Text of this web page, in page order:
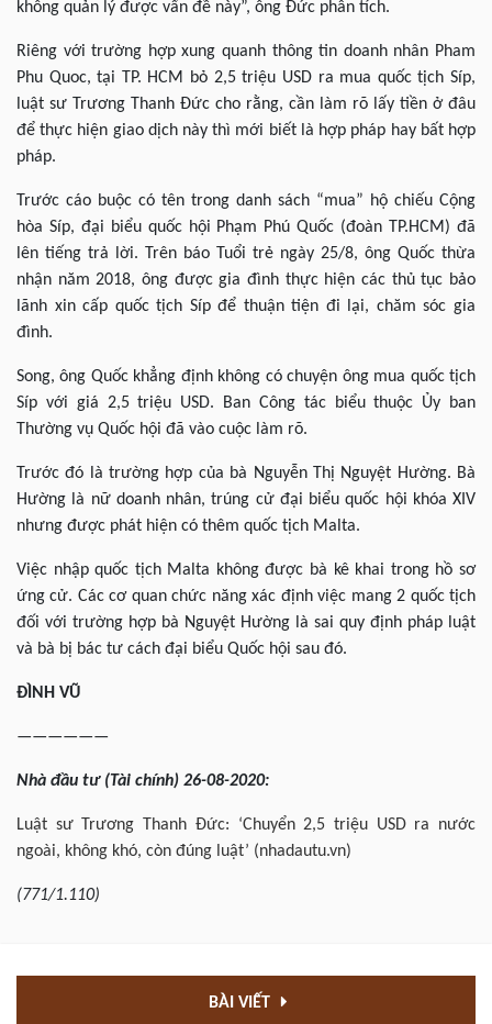
không quản lý được vấn đề này”, ông Đức phân tích.
Riêng với trường hợp xung quanh thông tin doanh nhân Pham
Phu Quoc, tại TP. HCM bỏ 2,5 triệu USD ra mua quốc tịch Síp,
luật sư Trương Thanh Đức cho rằng, cần làm rõ lấy tiền ở đâu
để thực hiện giao dịch này thì mới biết là hợp pháp hay bất hợp
pháp.
Trước cáo buộc có tên trong danh sách “mua” hộ chiếu Cộng
hòa Síp, đại biểu quốc hội Phạm Phú Quốc (đoàn TP.HCM) đã
lên tiếng trả lời. Trên báo Tuổi trẻ ngày 25/8, ông Quốc thừa
nhận năm 2018, ông được gia đình thực hiện các thủ tục bảo
lãnh xin cấp quốc tịch Síp để thuận tiện đi lại, chăm sóc gia
đình.
Song, ông Quốc khẳng định không có chuyện ông mua quốc tịch
Síp với giá 2,5 triệu USD. Ban Công tác biểu thuộc Ủy ban
Thường vụ Quốc hội đã vào cuộc làm rõ.
Trước đó là trường hợp của bà Nguyễn Thị Nguyệt Hường. Bà
Hường là nữ doanh nhân, trúng cử đại biểu quốc hội khóa XIV
nhưng được phát hiện có thêm quốc tịch Malta.
Việc nhập quốc tịch Malta không được bà kê khai trong hồ sơ
ứng cử. Các cơ quan chức năng xác định việc mang 2 quốc tịch
đối với trường hợp bà Nguyệt Hường là sai quy định pháp luật
và bà bị bác tư cách đại biểu Quốc hội sau đó.
ĐÌNH VŨ
——————
Nhà đầu tư (Tài chính) 26-08-2020:
Luật sư Trương Thanh Đức: ‘Chuyển 2,5 triệu USD ra nước
ngoài, không khó, còn đúng luật’ (nhadautu.vn)
(771/1.110)
BÀI VIẾT